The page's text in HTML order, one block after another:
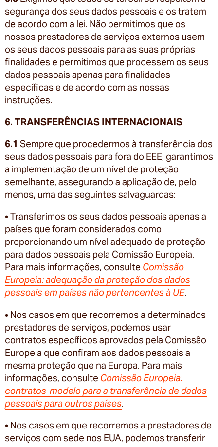
segurança dos seus dados pessoais e os tratem
de acordo com a lei. Não permitimos que os
nossos prestadores de serviços externos usem
os seus dados pessoais para as suas próprias
finalidades e permitimos que processem os seus
dados pessoais apenas para finalidades
específicas e de acordo com as nossas
instruções.
6. TRANSFERÊNCIAS INTERNACIONAIS
6.1 Sempre que procedermos à transferência dos
seus dados pessoais para fora do EEE, garantimos
a implementação de um nível de proteção
semelhante, assegurando a aplicação de, pelo
menos, uma das seguintes salvaguardas:
• Transferimos os seus dados pessoais apenas a
países que foram considerados como
proporcionando um nível adequado de proteção
para dados pessoais pela Comissão Europeia.
Para mais informações, consulte Comissão
Europeia: adequação da proteção dos dados
pessoais em países não pertencentes à UE.
• Nos casos em que recorremos a determinados
prestadores de serviços, podemos usar
contratos específicos aprovados pela Comissão
Europeia que confiram aos dados pessoais a
mesma proteção que na Europa. Para mais
informações, consulte Comissão Europeia:
contratos-modelo para a transferência de dados
pessoais para outros países.
• Nos casos em que recorremos a prestadores de
serviços com sede nos EUA, podemos transferir